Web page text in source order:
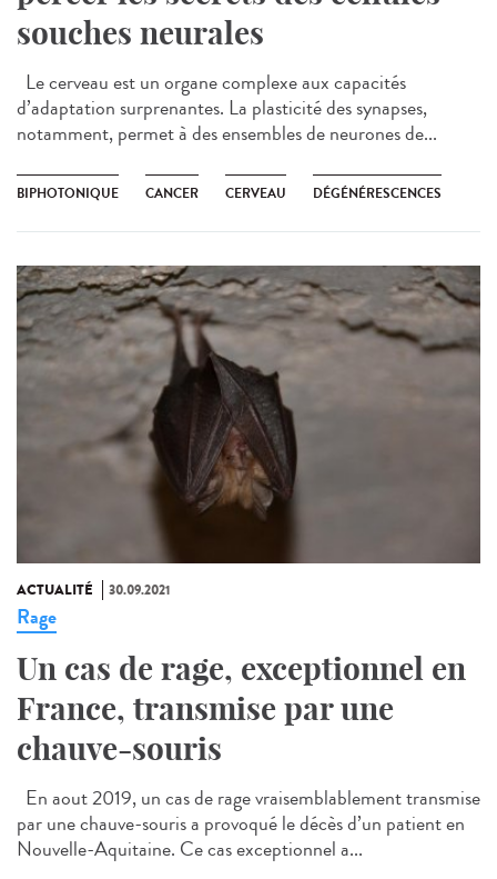
souches neurales
Le cerveau est un organe complexe aux capacités
d’adaptation surprenantes. La plasticité des synapses,
notamment, permet à des ensembles de neurones de...
BIPHOTONIQUE CANCER CERVEAU DÉGÉNÉRESCENCES
ACTUALITÉ 30.09.2021
Rage
Un cas de rage, exceptionnel en
France, transmise par une
chauve-souris
En aout 2019, un cas de rage vraisemblablement transmise
par une chauve-souris a provoqué le décès d’un patient en
Nouvelle-Aquitaine. Ce cas exceptionnel a...